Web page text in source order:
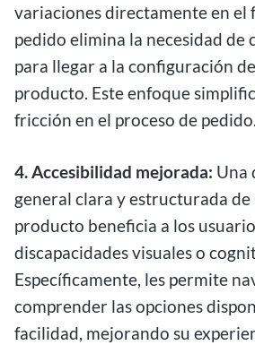
variaciones directamente en el
pedido elimina la necesidad de
para llegar a la configuración
producto. Este enfoque
fricción en el proceso de pedido.
4. Accesibilidad mejorada: Una
general clara y estructurada de
producto beneficia a los
discapacidades visuales o
Específicamente, les permite
comprender las opciones
facilidad, mejorando su